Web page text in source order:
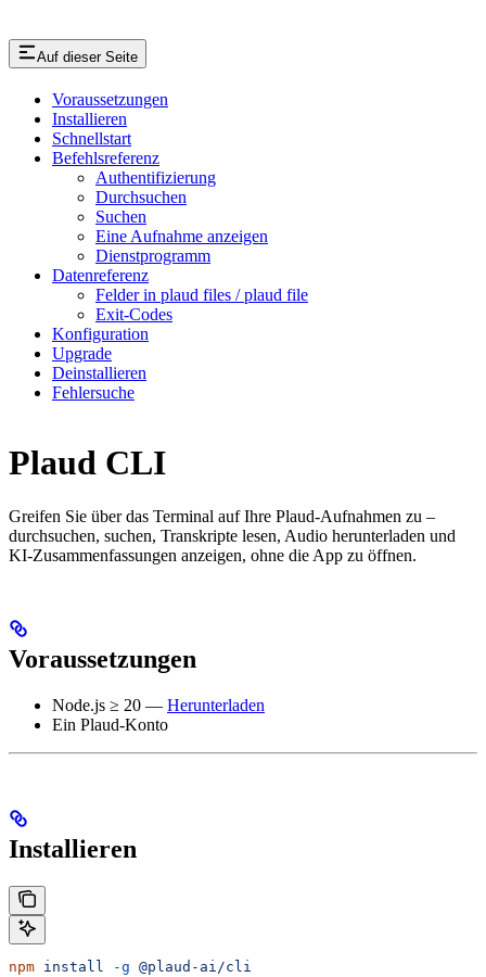
Auf dieser Seite
Voraussetzungen
Installieren
Schnellstart
Befehlsreferenz
Authentifizierung
Durchsuchen
Suchen
Eine Aufnahme anzeigen
Dienstprogramm
Datenreferenz
Felder in plaud files / plaud file
Exit-Codes
Konfiguration
Upgrade
Deinstallieren
Fehlersuche
Plaud CLI
Greifen Sie über das Terminal auf Ihre Plaud-Aufnahmen zu –
durchsuchen, suchen, Transkripte lesen, Audio herunterladen und
KI-Zusammenfassungen anzeigen, ohne die App zu öffnen.
Voraussetzungen
Node.js ≥ 20 — Herunterladen
Ein Plaud-Konto
Installieren
npm install -g @plaud-ai/cli